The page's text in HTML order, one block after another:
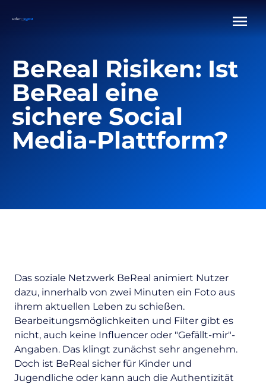
BeReal Risiken: Ist
BeReal eine
sichere Social
Media-Plattform?
Das soziale Netzwerk BeReal animiert Nutzer
dazu, innerhalb von zwei Minuten ein Foto aus
ihrem aktuellen Leben zu schießen.
Bearbeitungsmöglichkeiten und Filter gibt es
nicht, auch keine Influencer oder "Gefällt-mir"-
Angaben. Das klingt zunächst sehr angenehm.
Doch ist BeReal sicher für Kinder und
Jugendliche oder kann auch die Authentizität